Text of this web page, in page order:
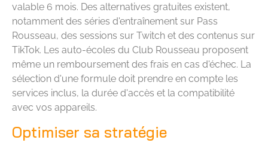
valable 6 mois. Des alternatives gratuites existent,
notamment des séries d'entraînement sur Pass
Rousseau, des sessions sur Twitch et des contenus sur
TikTok. Les auto-écoles du Club Rousseau proposent
même un remboursement des frais en cas d'échec. La
sélection d'une formule doit prendre en compte les
services inclus, la durée d'accès et la compatibilité
avec vos appareils.
Optimiser sa stratégie